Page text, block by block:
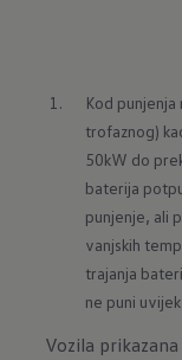
Kod
trofaznog)
50kW do
baterija
punjenje, ali
vanjskih
trajanja
ne puni
Vozila